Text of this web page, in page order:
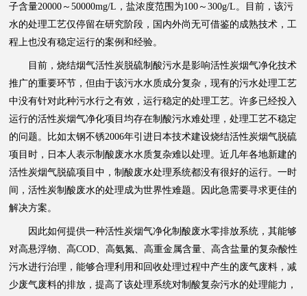
子含量20000～50000mg/L，盐浓度范围为100～300g/L。目前，该污
水的处理工艺仅停留在研究阶段，国内外尚无可借鉴的成熟技术，工
程上也没有稳定运行的案例和经验。
目前，烧结烟气活性炭脱硫制酸污水是影响活性炭烟气净化技术
推广的重要环节，但由于该污水水质成分复杂，现有的污水处理工艺
中没有针对此种污水行之有效，运行稳定的处理工艺。许多已经投入
运行的活性炭烟气净化项目均存在制酸污水难处理，处理工艺不稳定
的问题。比如太钢不锈2006年引进日本技术建设烧结活性炭烟气脱硫
项目时，日本人表示制酸废水水质复杂难以处理。近几年各地新建的
活性炭烟气脱硫项目中，制酸废水处理系统都没有很好的运行。一时
间，活性炭制酸废水的处理成为世界性难题。因此急需要寻求更佳的
解决方案。
因此如何提供一种活性炭烟气净化制酸废水零排放系统，其能够
对高悬浮物、高COD、高氨氮、高重金属含量、高含盐量的复杂酸性
污水进行治理，能够合理利用和回收处理过程中产生的废气废料，减
少废气废料的排放，提高了该处理系统对制酸复杂污水的处理能力，